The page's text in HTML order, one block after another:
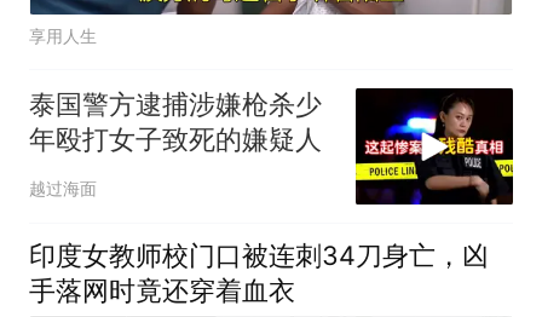
享用人生
泰国警方逮捕涉嫌枪杀少
年殴打女子致死的嫌疑人
越过海面
印度女教师校门口被连刺34刀身亡，凶
手落网时竟还穿着血衣